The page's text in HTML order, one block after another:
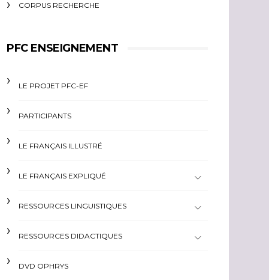
CORPUS RECHERCHE
PFC ENSEIGNEMENT
LE PROJET PFC-EF
PARTICIPANTS
LE FRANÇAIS ILLUSTRÉ
LE FRANÇAIS EXPLIQUÉ
RESSOURCES LINGUISTIQUES
RESSOURCES DIDACTIQUES
DVD OPHRYS